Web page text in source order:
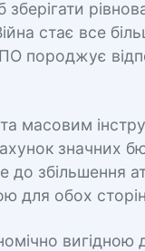
стає все
породжує
масовим
значних
до збільшення
для обох
вигідною